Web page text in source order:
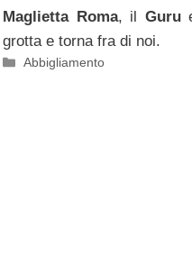
Maglietta Roma, il Guru
grotta e torna fra di noi.
Categorie
Abbigliamento